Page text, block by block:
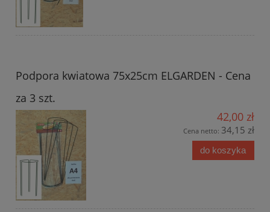
Podpora kwiatowa 75x25cm ELGARDEN - Cena
za 3 szt.
42,00 zł
Cena netto: 34,15 zł
do koszyka